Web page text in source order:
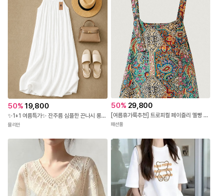
50% 19,800
✨1+1 여름특가✨ 잔주름 심플한 끈나시 롱 원피스
뮬리안
50% 29,800
[여름휴가룩추천] 트로피컬 페이즐리 멜빵 팬츠
패션풀